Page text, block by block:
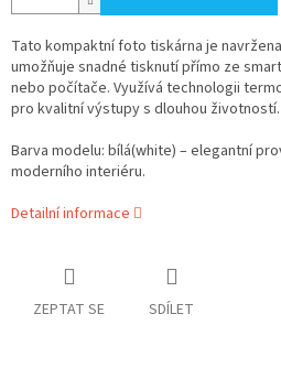
Tato kompaktní foto tiskárna je
umožňuje snadné tisknutí přímo ze
nebo počítače. Využívá technologii
pro kvalitní výstupy s dlouhou životností.
Barva modelu: bílá(white) – elegantní
moderního interiéru.
Detailní informace
ZEPTAT SE SDÍLET